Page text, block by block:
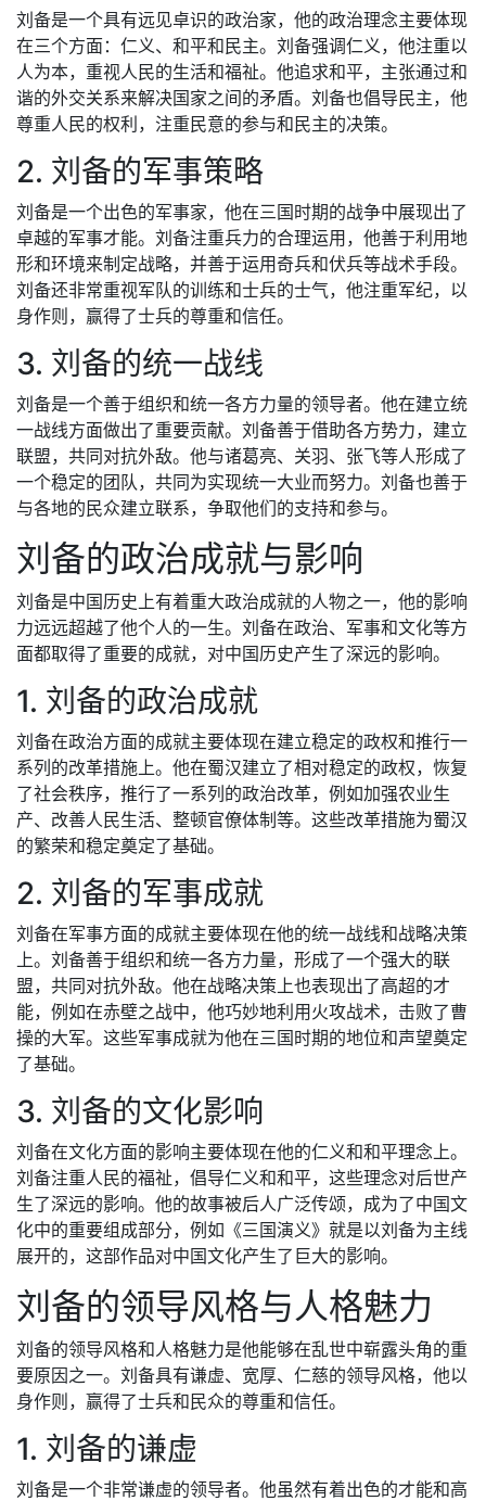
刘备是一个具有远见卓识的政治家，他的政治理念主要体现
在三个方面：仁义、和平和民主。刘备强调仁义，他注重以
人为本，重视人民的生活和福祉。他追求和平，主张通过和
谐的外交关系来解决国家之间的矛盾。刘备也倡导民主，他
尊重人民的权利，注重民意的参与和民主的决策。
2. 刘备的军事策略
刘备是一个出色的军事家，他在三国时期的战争中展现出了
卓越的军事才能。刘备注重兵力的合理运用，他善于利用地
形和环境来制定战略，并善于运用奇兵和伏兵等战术手段。
刘备还非常重视军队的训练和士兵的士气，他注重军纪，以
身作则，赢得了士兵的尊重和信任。
3. 刘备的统一战线
刘备是一个善于组织和统一各方力量的领导者。他在建立统
一战线方面做出了重要贡献。刘备善于借助各方势力，建立
联盟，共同对抗外敌。他与诸葛亮、关羽、张飞等人形成了
一个稳定的团队，共同为实现统一大业而努力。刘备也善于
与各地的民众建立联系，争取他们的支持和参与。
刘备的政治成就与影响
刘备是中国历史上有着重大政治成就的人物之一，他的影响
力远远超越了他个人的一生。刘备在政治、军事和文化等方
面都取得了重要的成就，对中国历史产生了深远的影响。
1. 刘备的政治成就
刘备在政治方面的成就主要体现在建立稳定的政权和推行一
系列的改革措施上。他在蜀汉建立了相对稳定的政权，恢复
了社会秩序，推行了一系列的政治改革，例如加强农业生
产、改善人民生活、整顿官僚体制等。这些改革措施为蜀汉
的繁荣和稳定奠定了基础。
2. 刘备的军事成就
刘备在军事方面的成就主要体现在他的统一战线和战略决策
上。刘备善于组织和统一各方力量，形成了一个强大的联
盟，共同对抗外敌。他在战略决策上也表现出了高超的才
能，例如在赤壁之战中，他巧妙地利用火攻战术，击败了曹
操的大军。这些军事成就为他在三国时期的地位和声望奠定
了基础。
3. 刘备的文化影响
刘备在文化方面的影响主要体现在他的仁义和和平理念上。
刘备注重人民的福祉，倡导仁义和和平，这些理念对后世产
生了深远的影响。他的故事被后人广泛传颂，成为了中国文
化中的重要组成部分，例如《三国演义》就是以刘备为主线
展开的，这部作品对中国文化产生了巨大的影响。
刘备的领导风格与人格魅力
刘备的领导风格和人格魅力是他能够在乱世中崭露头角的重
要原因之一。刘备具有谦虚、宽厚、仁慈的领导风格，他以
身作则，赢得了士兵和民众的尊重和信任。
1. 刘备的谦虚
刘备是一个非常谦虚的领导者。他虽然有着出色的才能和高